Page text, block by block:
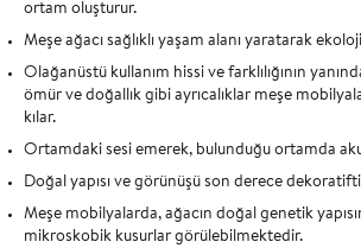
ortam oluşturur.
Meşe ağacı sağlıklı yaşam alanı yaratarak
Olağanüstü kullanım hissi ve farklılığının
ömür ve doğallık gibi ayrıcalıklar meşe
kılar.
Ortamdaki sesi emerek, bulunduğu ortamda
Doğal yapısı ve görünüşü son derece
Meşe mobilyalarda, ağacın doğal genetik
mikroskobik kusurlar görülebilmektedir.